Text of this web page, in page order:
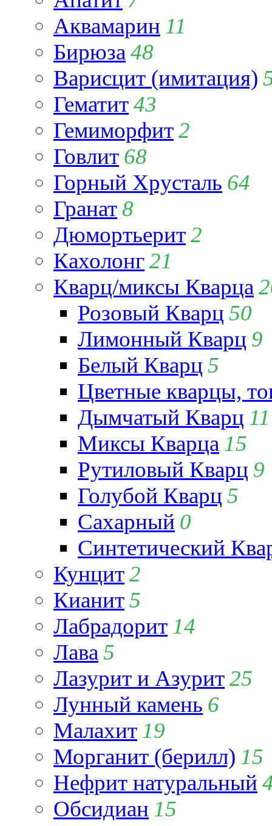
Аквамарин 11
Бирюза 48
Варисцит (имитация)
Гематит43
Гемиморфит2
Говлит 68
Горный Хрусталь 64
Гранат8
Дюмортьерит2
Кахолонг21
Кварц/миксы Кварца
Розовый Кварц 50
Лимонный Кварц 9
Белый Кварц 5
Цветные кварцы,
Дымчатый Кварц 11
Миксы Кварца 15
Рутиловый Кварц 9
Голубой Кварц 5
Сахарный 0
Синтетический
Кунцит2
Кианит5
Лабрадорит 14
Лава 5
Лазурит и Азурит25
Лунный камень 6
Малахит 19
Морганит (берилл) 15
Нефрит натуральный
Обсидиан 15